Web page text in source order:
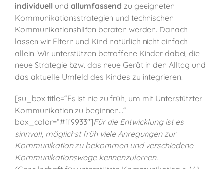
individuell und allumfassend zu geeigneten
Kommunikationsstrategien und technischen
Kommunikationshilfen beraten werden. Danach
lassen wir Eltern und Kind natürlich nicht einfach
allein! Wir unterstützen betroffene Kinder dabei, die
neue Strategie bzw. das neue Gerät in den Alltag und
das aktuelle Umfeld des Kindes zu integrieren.
[su_box title=“Es ist nie zu früh, um mit Unterstützter
Kommunikation zu beginnen…“
box_color=“#ff9933″]Für die Entwicklung ist es
sinnvoll, möglichst früh viele Anregungen zur
Kommunikation zu bekommen und verschiedene
Kommunikationswege kennenzulernen.